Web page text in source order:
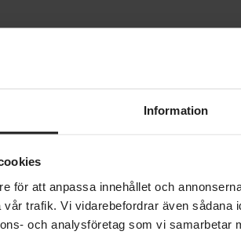
Information
för att anpassa innehållet och
trafik. Vi vidarebefordrar även sådana
och analysföretag som vi samarbetar